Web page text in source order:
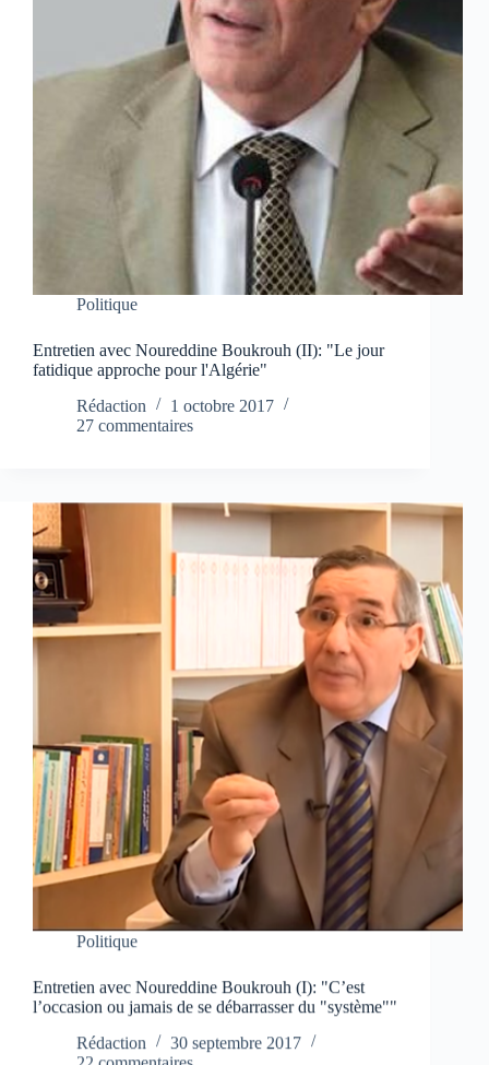
Politique
Entretien avec Noureddine Boukrouh (II): "Le jour
fatidique approche pour l'Algérie"
Rédaction
1 octobre 2017
27 commentaires
Politique
Entretien avec Noureddine Boukrouh (I): "C’est
l’occasion ou jamais de se débarrasser du "système""
Rédaction
30 septembre 2017